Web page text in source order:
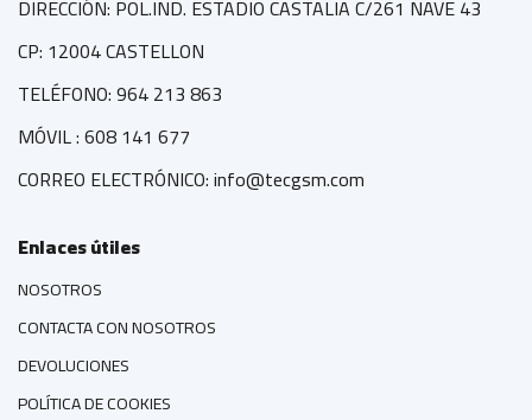
DIRECCIÓN: POL.IND. ESTADIO CASTALIA C/261 NAVE 43
CP: 12004 CASTELLON
TELÉFONO: 964 213 863
MÓVIL : 608 141 677
CORREO ELECTRÓNICO: info@tecgsm.com
Enlaces útiles
NOSOTROS
CONTACTA CON NOSOTROS
DEVOLUCIONES
POLÍTICA DE COOKIES